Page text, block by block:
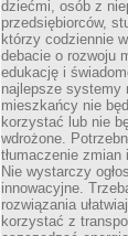
dziećmi, osób z
przedsiębiorców,
którzy codziennie
debacie o rozwoju
edukację i
najlepsze systemy
mieszkańcy nie
korzystać lub nie
wdrożone.
tłumaczenie zmian
Nie wystarczy
innowacyjne.
rozwiązania
korzystać z